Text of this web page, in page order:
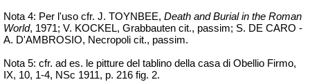
Nota 4: Per l'uso cfr. J. TOYNBEE, Death andBurialin the Roman
World, 1971; V. KOCKEL, Grabbauten cit., passim; S. DE CARO -
A. D'AMBROSIO, Necropoli cit., passim.
Nota 5: cfr. ad es. le pitture del tablino della casa di Obellio Firmo,
IX, 10, 1-4, NSc 1911, p. 216 fig. 2.